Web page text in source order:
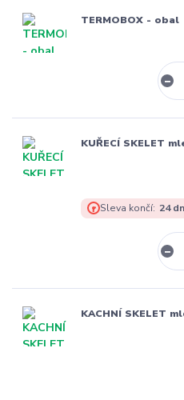
TERMOBOX - obal
KUŘECÍ SKELET
Sleva končí: 24
KACHNÍ SKELET